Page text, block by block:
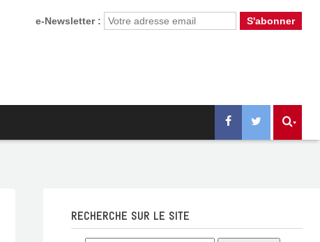
e-Newsletter :
RECHERCHE SUR LE SITE